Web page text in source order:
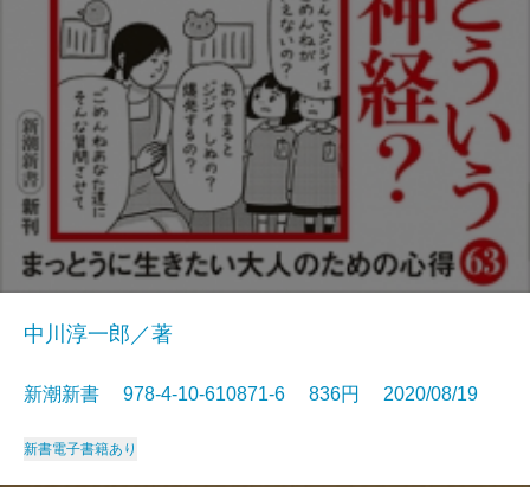
中川淳一郎／著
新潮新書 978-4-10-610871-6 836円 2020/08/19
新書電子書籍あり